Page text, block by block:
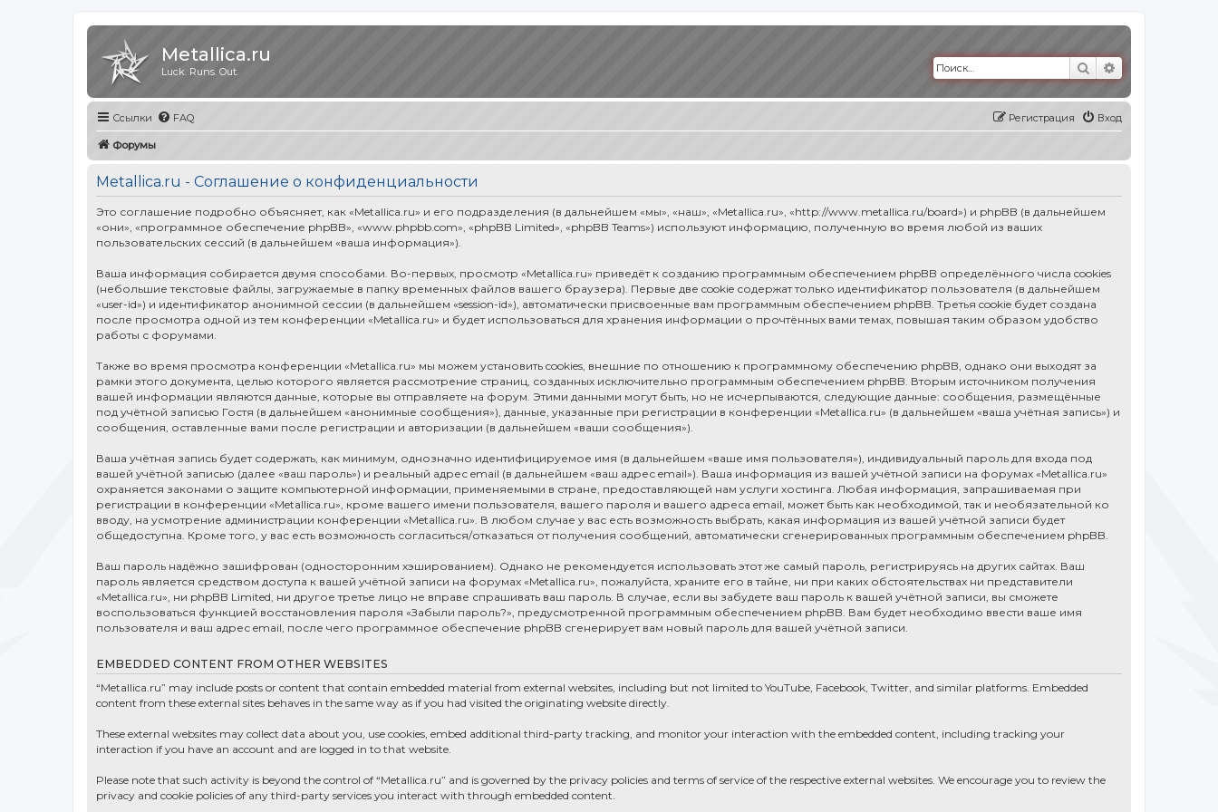
Metallica.ru
Luck. Runs. Out. Поиск
Ссылки FAQ Вход
Регистрация
Форумы
Metallica.ru - Соглашение о конфиденциальности
Это соглашение подробно объясняет, как «Metallica.ru» и его подразделения (в дальнейшем «мы», «наш», «Metallica.ru», «http://www.metallica.ru/board») и phpBB (в дальнейшем
«они», «программное обеспечение phpBB», «www.phpbb.com», «phpBB Limited», «phpBB Teams») используют информацию, полученную во время любой из ваших
пользовательских сессий (в дальнейшем «ваша информация»).
Ваша информация собирается двумя способами. Во-первых, просмотр «Metallica.ru» приведёт к созданию программным обеспечением phpBB определённого числа cookies
(небольшие текстовые файлы, загружаемые в папку временных файлов вашего браузера). Первые две cookie содержат только идентификатор пользователя (в дальнейшем
«user-id») и идентификатор анонимной сессии (в дальнейшем «session-id»), автоматически присвоенные вам программным обеспечением phpBB. Третья cookie будет создана
после просмотра одной из тем конференции «Metallica.ru» и будет использоваться для хранения информации о прочтённых вами темах, повышая таким образом удобство
работы с форумами.
Также во время просмотра конференции «Metallica.ru» мы можем установить cookies, внешние по отношению к программному обеспечению phpBB, однако они выходят за
рамки этого документа, целью которого является рассмотрение страниц, созданных исключительно программным обеспечением phpBB. Вторым источником получения
вашей информации являются данные, которые вы отправляете на форум. Этими данными могут быть, но не исчерпываются, следующие данные: сообщения, размещённые
под учётной записью Гостя (в дальнейшем «анонимные сообщения»), данные, указанные при регистрации в конференции «Metallica.ru» (в дальнейшем «ваша учётная запись») и
сообщения, оставленные вами после регистрации и авторизации (в дальнейшем «ваши сообщения»).
Ваша учётная запись будет содержать, как минимум, однозначно идентифицируемое имя (в дальнейшем «ваше имя пользователя»), индивидуальный пароль для входа под
вашей учётной записью (далее «ваш пароль») и реальный адрес email (в дальнейшем «ваш адрес email»). Ваша информация из вашей учётной записи на форумах «Metallica.ru»
охраняется законами о защите компьютерной информации, применяемыми в стране, предоставляющей нам услуги хостинга. Любая информация, запрашиваемая при
регистрации в конференции «Metallica.ru», кроме вашего имени пользователя, вашего пароля и вашего адреса email, может быть как необходимой, так и необязательной ко
вводу, на усмотрение администрации конференции «Metallica.ru». В любом случае у вас есть возможность выбрать, какая информация из вашей учётной записи будет
общедоступна. Кроме того, у вас есть возможность согласиться/отказаться от получения сообщений, автоматически сгенерированных программным обеспечением phpBB.
Ваш пароль надёжно зашифрован (односторонним хэшированием). Однако не рекомендуется использовать этот же самый пароль, регистрируясь на других сайтах. Ваш
пароль является средством доступа к вашей учётной записи на форумах «Metallica.ru», пожалуйста, храните его в тайне, ни при каких обстоятельствах ни представители
«Metallica.ru», ни phpBB Limited, ни другое третье лицо не вправе спрашивать ваш пароль. В случае, если вы забудете ваш пароль к вашей учётной записи, вы сможете
воспользоваться функцией восстановления пароля «Забыли пароль?», предусмотренной программным обеспечением phpBB. Вам будет необходимо ввести ваше имя
пользователя и ваш адрес email, после чего программное обеспечение phpBB сгенерирует вам новый пароль для вашей учётной записи.
EMBEDDED CONTENT FROM OTHER WEBSITES
“Metallica.ru” may include posts or content that contain embedded material from external websites, including but not limited to YouTube, Facebook, Twitter, and similar platforms. Embedded
content from these external sites behaves in the same way as if you had visited the originating website directly.
These external websites may collect data about you, use cookies, embed additional third-party tracking, and monitor your interaction with the embedded content, including tracking your
interaction if you have an account and are logged in to that website.
Please note that such activity is beyond the control of “Metallica.ru” and is governed by the privacy policies and terms of service of the respective external websites. We encourage you to review the
privacy and cookie policies of any third-party services you interact with through embedded content.